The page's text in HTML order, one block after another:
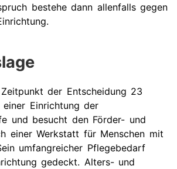
bestehe dann allenfalls gegen
der Entscheidung 23
Einrichtung der
und besucht den Förder- und
einer Werkstatt für Menschen mit
umfangreicher Pflegebedarf
gedeckt. Alters- und